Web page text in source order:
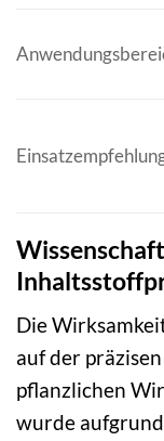
Die
auf der
pflanzlichen
wurde